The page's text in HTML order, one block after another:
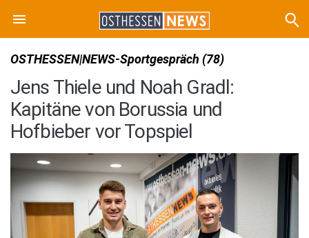
OSTHESSEN|NEWS-Sportgespräch (78)
Jens Thiele und Noah Gradl:
Kapitäne von Borussia und
Hofbieber vor Topspiel